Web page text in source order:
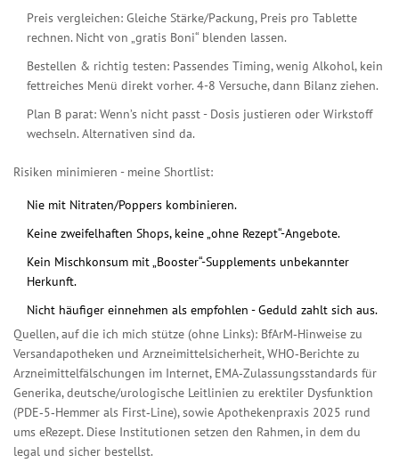
Preis vergleichen: Gleiche Stärke/Packung, Preis pro Tablette
rechnen. Nicht von „gratis Boni“ blenden lassen.
Bestellen & richtig testen: Passendes Timing, wenig Alkohol, kein
fettreiches Menü direkt vorher. 4-8 Versuche, dann Bilanz ziehen.
Plan B parat: Wenn’s nicht passt - Dosis justieren oder Wirkstoff
wechseln. Alternativen sind da.
Risiken minimieren - meine Shortlist:
Nie mit Nitraten/Poppers kombinieren.
Keine zweifelhaften Shops, keine „ohne Rezept“-Angebote.
Kein Mischkonsum mit „Booster“-Supplements unbekannter
Herkunft.
Nicht häufiger einnehmen als empfohlen - Geduld zahlt sich aus.
Quellen, auf die ich mich stütze (ohne Links): BfArM‑Hinweise zu
Versandapotheken und Arzneimittelsicherheit, WHO‑Berichte zu
Arzneimittelfälschungen im Internet, EMA‑Zulassungsstandards für
Generika, deutsche/urologische Leitlinien zu erektiler Dysfunktion
(PDE‑5‑Hemmer als First‑Line), sowie Apothekenpraxis 2025 rund
ums eRezept. Diese Institutionen setzen den Rahmen, in dem du
legal und sicher bestellst.